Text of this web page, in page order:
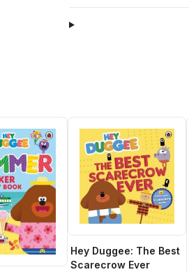
Hey Duggee: The Best
Scarecrow Ever